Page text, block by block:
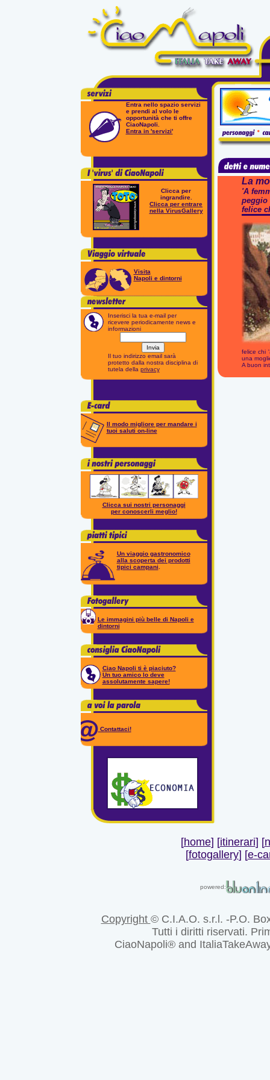
Entra nello spazio servizi
e prendi al volo le
opportunità che ti offre
CiaoNapoli.
Entra in 'servizi'
Clicca per
ingrandire.
Clicca per entrare
nella VirusGallery
Visita
Napoli e dintorni
Inserisci la tua e-mail per
ricevere periodicamente news e
informazioni
Il tuo indirizzo email sarà
protetto dalla nostra disciplina di
tutela della privacy
Il modo migliore per mandare i
tuoi saluti on-line
Clicca sui nostri personaggi
per conoscerli meglio!
Un viaggio gastronomico
alla scoperta dei prodotti
tipici campani
Le immagini più belle di Napoli e
dintorni
Ciao Napoli ti è piaciuto?
Un tuo amico lo deve
assolutamente sapere!
Contattaci!
La
'A
peggio
felice
felice chi
una
A buon
[home] [itinerari] [
[fotogallery] [e-
powered:
Copyright © C.I.A.O. s.r.l. -P.O.
Tutti i diritti riservati.
CiaoNapoli® and